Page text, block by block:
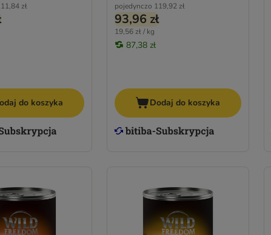
zł
do koszyka
pojedynczo 119,92 zł
93,96 zł
19,56 zł / kg
87,38 zł
Dodaj do koszyka